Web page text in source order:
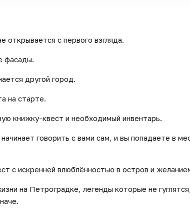
открывается с первого взгляда.
фасады.
другой город.
на старте.
книжку-квест и необходимый инвентарь.
говорить с вами сам, и вы попадаете в
с искренней влюблённостью в остров и
на Петроградке, легенды которые не